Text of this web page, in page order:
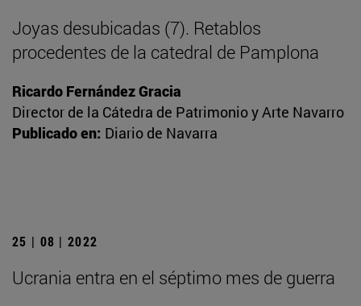
Joyas desubicadas (7). Retablos
procedentes de la catedral de Pamplona
Ricardo Fernández Gracia
Director de la Cátedra de Patrimonio y Arte Navarro
Publicado en: Diario de Navarra
25 | 08 | 2022
Ucrania entra en el séptimo mes de guerra